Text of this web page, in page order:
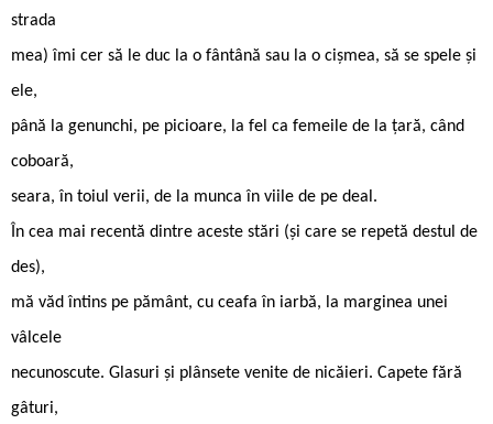
strada
mea) îmi cer să le duc la o fântână sau la o cișmea, să se spele și
ele,
până la genunchi, pe picioare, la fel ca femeile de la țară, când
coboară,
seara, în toiul verii, de la munca în viile de pe deal.
În cea mai recentă dintre aceste stări (și care se repetă destul de
des),
mă văd întins pe pământ, cu ceafa în iarbă, la marginea unei
vâlcele
necunoscute. Glasuri și plânsete venite de nicăieri. Capete fără
gâturi,